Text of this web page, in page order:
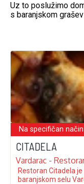
Uz to poslužimo
s baranjskom
Na specifičan
CITADELA
Vardarac -
Restoran Citadela
baranjskom selu